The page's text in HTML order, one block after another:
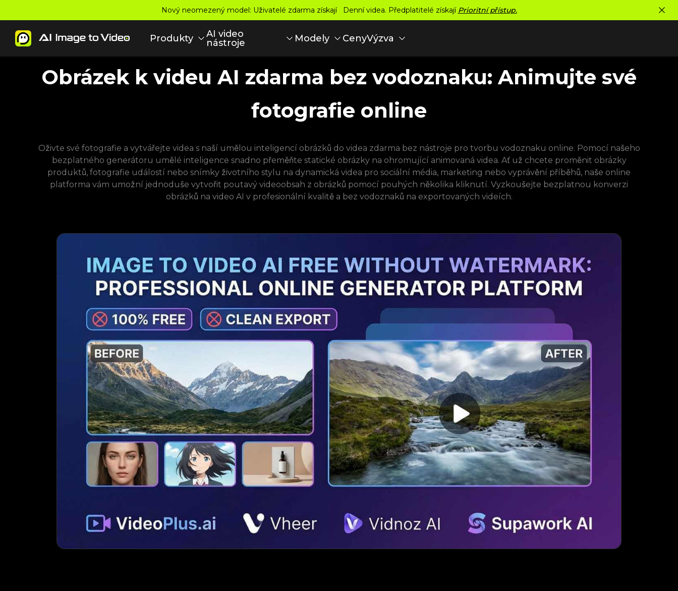
Nový neomezený model: Uživatelé zdarma získají Denní videa. Předplatitelé získají Prioritní přístup.
Produkty
AI video
nástroje
Modely CenyVýzva
Obrázek k videu AI zdarma bez vodoznaku: Animujte své
fotografie online
Oživte své fotografie a vytvářejte videa s naší umělou inteligencí obrázků do videa zdarma bez nástroje pro tvorbu vodoznaku online. Pomocí našeho
bezplatného generátoru umělé inteligence snadno přeměňte statické obrázky na ohromující animovaná videa. Ať už chcete proměnit obrázky
produktů, fotografie událostí nebo snímky životního stylu na dynamická videa pro sociální média, marketing nebo vyprávění příběhů, naše online
platforma vám umožní jednoduše vytvořit poutavý videoobsah z obrázků pomocí pouhých několika kliknutí. Vyzkoušejte bezplatnou konverzi
obrázků na video AI v profesionální kvalitě a bez vodoznaků na exportovaných videích.